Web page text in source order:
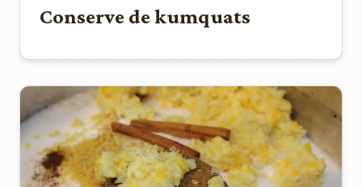
Conserve de kumquats